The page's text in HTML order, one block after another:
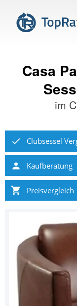
Casa
im
Clubsessel
Kaufberatung
Preisvergleich